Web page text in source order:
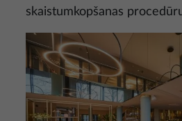
skaistumkopšanas
Attēls